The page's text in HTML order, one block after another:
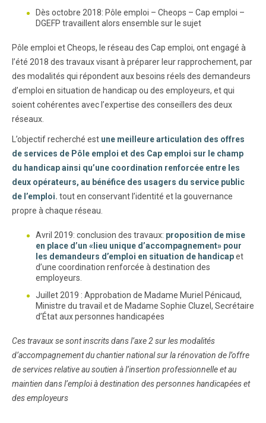
Dès octobre 2018: Pôle emploi – Cheops – Cap emploi –
DGEFP travaillent alors ensemble sur le sujet
Pôle emploi et Cheops, le réseau des Cap emploi, ont engagé à
l’été 2018 des travaux visant à préparer leur rapprochement, par
des modalités qui répondent aux besoins réels des demandeurs
d’emploi en situation de handicap ou des employeurs, et qui
soient cohérentes avec l’expertise des conseillers des deux
réseaux.
L’objectif recherché est une meilleure articulation des offres
de services de Pôle emploi et des Cap emploi sur le champ
du handicap ainsi qu’une coordination renforcée entre les
deux opérateurs, au bénéfice des usagers du service public
de l’emploi. tout en conservant l’identité et la gouvernance
propre à chaque réseau.
Avril 2019: conclusion des travaux: proposition de mise
en place d’un «lieu unique d’accompagnement» pour
les demandeurs d’emploi en situation de handicapet
d’une coordination renforcée à destination des
employeurs.
Juillet 2019 : Approbation de Madame Muriel Pénicaud,
Ministre du travail et de Madame Sophie Cluzel, Secrétaire
d’État aux personnes handicapées
Ces travaux se sont inscrits dans l’axe 2 sur les modalités
d’accompagnement du chantier national sur la rénovation de l’offre
de services relative au soutien à l’insertion professionnelle et au
maintien dans l’emploi à destination des personnes handicapées et
des employeurs